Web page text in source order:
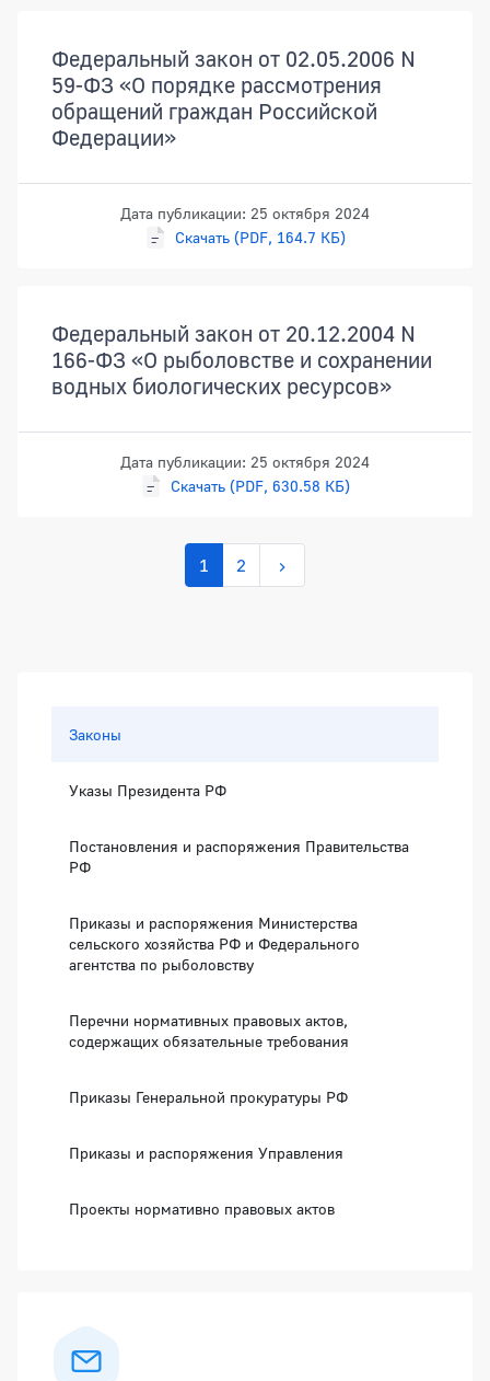
Федеральный закон от 02.05.2006 N
59-ФЗ «О порядке рассмотрения
обращений граждан Российской
Федерации»
Дата публикации: 25 октября 2024
Скачать (PDF, 164.7 КБ)
Федеральный закон от 20.12.2004 N
166-ФЗ «О рыболовстве и сохранении
водных биологических ресурсов»
Дата публикации: 25 октября 2024
Скачать (PDF, 630.58 КБ)
1 2
Законы
Указы Президента РФ
Постановления и распоряжения Правительства
РФ
Приказы и распоряжения Министерства
сельского хозяйства РФ и Федерального
агентства по рыболовству
Перечни нормативных правовых актов,
содержащих обязательные требования
Приказы Генеральной прокуратуры РФ
Приказы и распоряжения Управления
Проекты нормативно правовых актов